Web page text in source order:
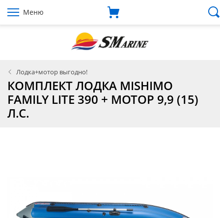
Меню
Лодка+мотор выгодно!
КОМПЛЕКТ ЛОДКА MISHIMO
FAMILY LITE 390 + МОТОР 9,9 (15)
Л.С.